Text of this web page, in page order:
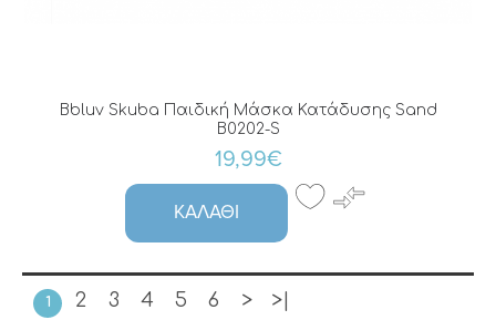
Bbluv Skuba Παιδική Μάσκα Κατάδυσης Sand
B0202-S
19,99€
ΚΑΛΆΘΙ
1 2 3 4 5 6 > >|